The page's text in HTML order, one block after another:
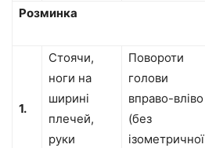
Розминка
1.
Стоячи,
ноги на
ширині
плечей,
руки
Повороти
голови
вправо-вліво
(без
ізометричної